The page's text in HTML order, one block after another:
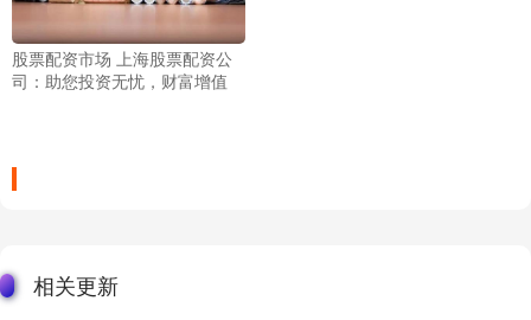
股票配资市场 上海股票配资公
司：助您投资无忧，财富增值
相关更新